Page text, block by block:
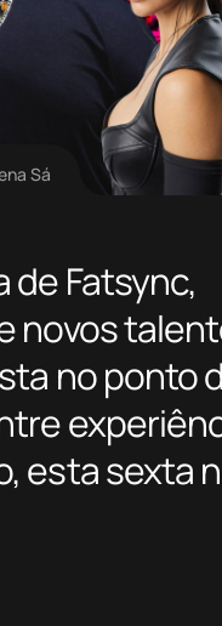
Sá
de Fatsync,
novos
no ponto
esta sexta